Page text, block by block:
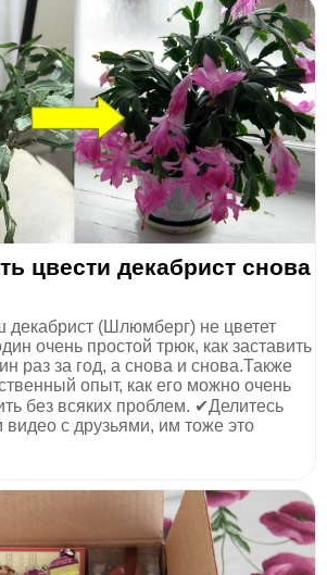
цвести декабрист снова
декабрист (Шлюмберг) не цветет
очень простой трюк, как заставить
раз за год, а снова и снова.Также
опыт, как его можно очень
без всяких проблем. ✔Делитесь
видео с друзьями, им тоже это